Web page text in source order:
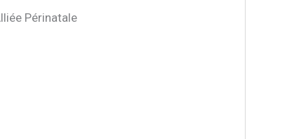
Périnatale